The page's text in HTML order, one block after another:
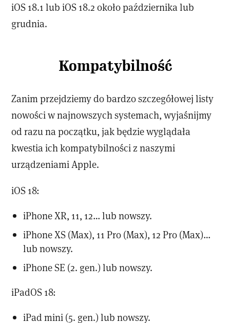
iOS 18.1 lub iOS 18.2 około października lub
grudnia.
Kompatybilność
Zanim przejdziemy do bardzo szczegółowej listy
nowości w najnowszych systemach, wyjaśnijmy
od razu na początku, jak będzie wyglądała
kwestia ich kompatybilności z naszymi
urządzeniami Apple.
iOS 18:
iPhone XR, 11, 12… lub nowszy.
iPhone XS (Max), 11 Pro (Max), 12 Pro (Max)…
lub nowszy.
iPhone SE (2. gen.) lub nowszy.
iPadOS 18:
iPad mini (5. gen.) lub nowszy.